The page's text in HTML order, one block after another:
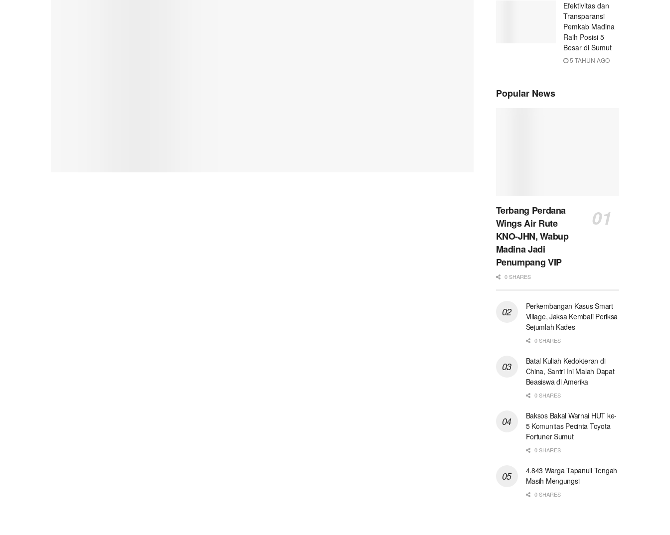
Efektivitas dan
Transparansi
Pemkab Madina
Raih Posisi 5
Besar di Sumut
5 TAHUN AGO
Popular News
Terbang Perdana
Wings Air Rute
KNO-JHN, Wabup
Madina Jadi
Penumpang VIP
0 SHARES
Perkembangan Kasus Smart
Village, Jaksa Kembali Periksa
Sejumlah Kades
0 SHARES
Batal Kuliah Kedokteran di
China, Santri Ini Malah Dapat
Beasiswa di Amerika
0 SHARES
Baksos Bakal Warnai HUT ke-
5 Komunitas Pecinta Toyota
Fortuner Sumut
0 SHARES
4.843 Warga Tapanuli Tengah
Masih Mengungsi
0 SHARES